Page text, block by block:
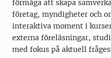
förmåga att skapa
företag, myndigheter och
interaktiva moment i
externa föreläsningar,
med fokus på aktuell